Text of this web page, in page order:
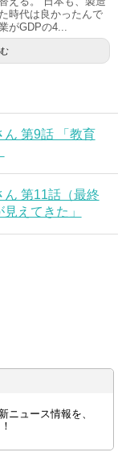
時代は良かったんで
がGDPの4...
第9話 「教育
第11話（最終
えてきた」
ニュース情報を、